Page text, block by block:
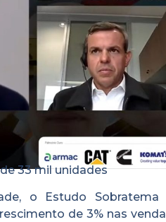
33 mil unidades
o Estudo
de 3% nas